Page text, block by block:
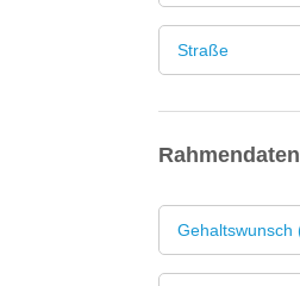
Rahmendaten